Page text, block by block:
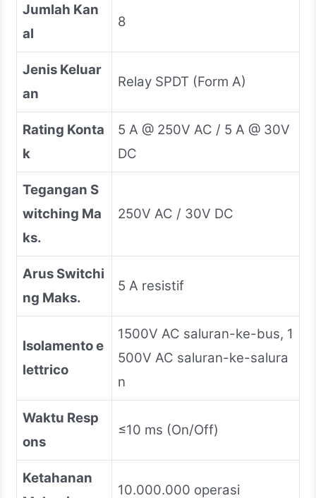
Jumlah Kan
al
8
Jenis Keluar
an
Relay SPDT (Form A)
Rating Konta
k
5 A @ 250V AC / 5 A @ 30V
DC
Tegangan S
witching Ma
ks.
250V AC / 30V DC
Arus Switchi
ng Maks.
5 A resistif
Isolamento e
lettrico
1500V AC saluran-ke-bus, 1
500V AC saluran-ke-salura
n
Waktu Resp
ons
≤10 ms (On/Off)
Ketahanan
10.000.000 operasi